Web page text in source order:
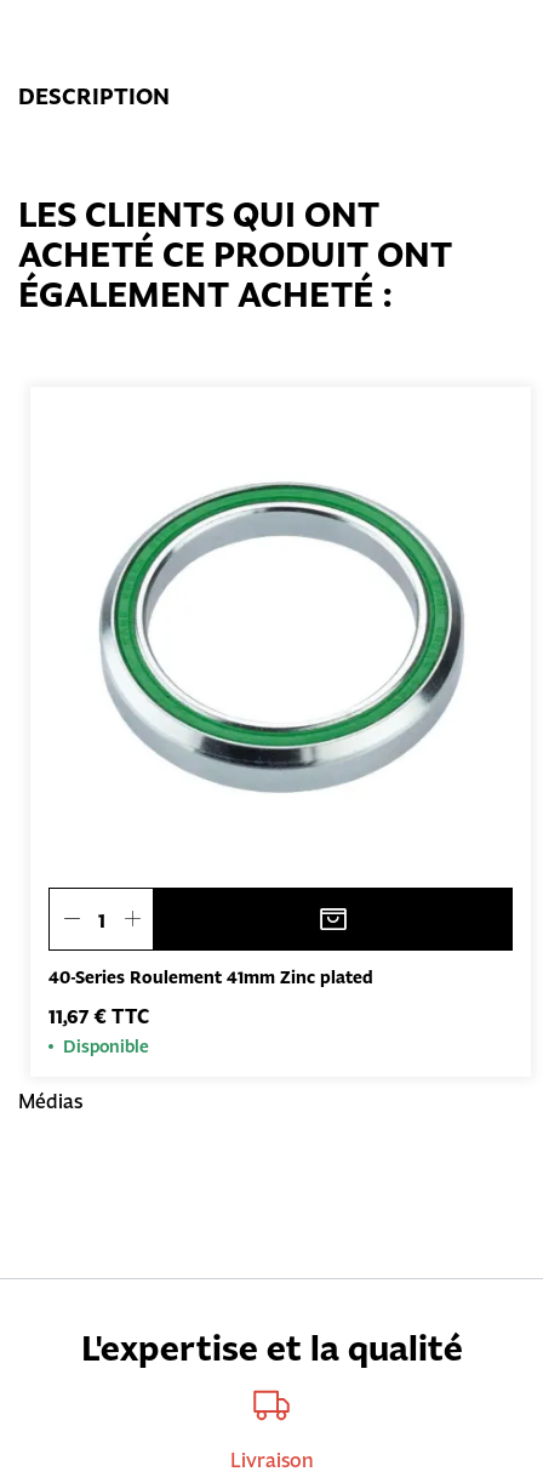
DESCRIPTION
LES CLIENTS QUI ONT
ACHETÉ CE PRODUIT ONT
ÉGALEMENT ACHETÉ :
40-Series Roulement 41mm Zinc plated
11,67 € TTC
Disponible
Médias
L'expertise et la qualité
Livraison